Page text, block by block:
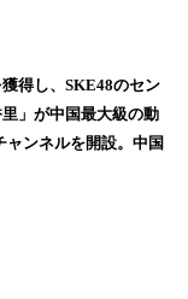
得し、SKE48のセン
」が中国最大級の動
ンネルを開設。中国